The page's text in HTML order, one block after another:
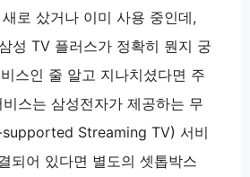
로 샀거나 이미 사용 중인데,
성 TV 플러스가 정확히 뭔지 궁
스인 줄 알고 지나치셨다면 주
비스는 삼성전자가 제공하는 무
supported Streaming TV) 서비
되어 있다면 별도의 셋톱박스